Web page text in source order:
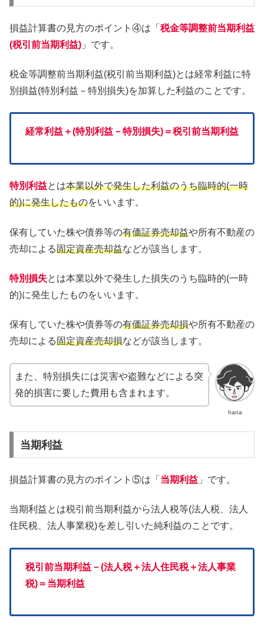
損益計算書の見方のポイント④は「 税金等調整前当期利益
(税引前当期利益) 」です。
税金等調整前当期利益(税引前当期利益)とは経常利益に特
別損益(特別利益－特別損失)を加算した利益のことです。
経常利益＋(特別利益－特別損失)＝税引前当期利益
特別利益とは本業以外で発生した利益のうち臨時的(一時
的)に発生したものをいいます。
保有していた株や債券等の有価証券売却益や所有不動産の
売却による固定資産売却益などが該当します。
特別損失とは本業以外で発生した損失のうち臨時的(一時
的)に発生したものをいいます。
保有していた株や債券等の有価証券売却損や所有不動産の
売却による固定資産売却損などが該当します。
hana
また、特別損失には災害や盗難などによる突
発的損害に要した費用も含まれます。
当期利益
損益計算書の見方のポイント⑤は「 当期利益 」です。
当期利益とは税引前当期利益から法人税等(法人税、法人
住民税、法人事業税)を差し引いた純利益のことです。
税引前当期利益－(法人税＋法人住民税＋法人事業
税)＝当期利益